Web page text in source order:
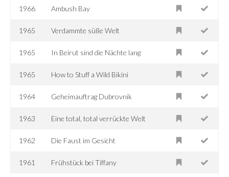
1966 Ambush Bay
1965 Verdammte süße Welt
1965 In Beirut sind die Nächte lang
1965 How to Stuff a Wild Bikini
1964 Geheimauftrag Dubrovnik
1963 Eine total, total verrückte Welt
1962 Die Faust im Gesicht
1961 Frühstück bei Tiffany